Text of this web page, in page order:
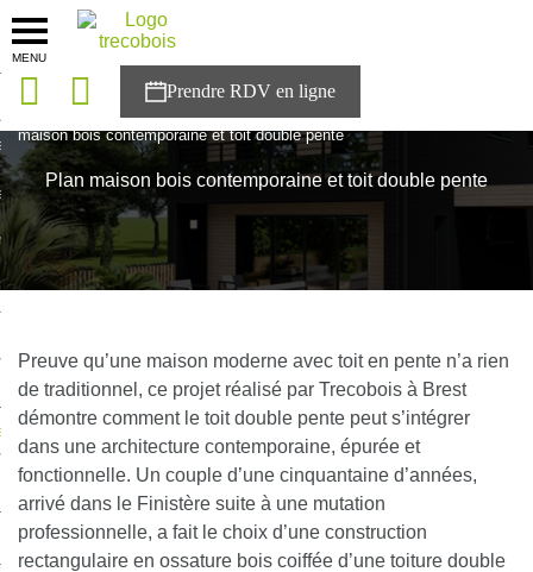
MENU
solutions
Trecobois
à NESTOR
maison bois contemporaine et toit double pente
Plan maison bois contemporaine et toit double pente
Preuve qu’une maison moderne avec toit en pente n’a rien
de traditionnel, ce projet réalisé par Trecobois à Brest
démontre comment le toit double pente peut s’intégrer
dans une architecture contemporaine, épurée et
fonctionnelle. Un couple d’une cinquantaine d’années,
arrivé dans le Finistère suite à une mutation
professionnelle, a fait le choix d’une construction
rectangulaire en ossature bois coiffée d’une toiture double